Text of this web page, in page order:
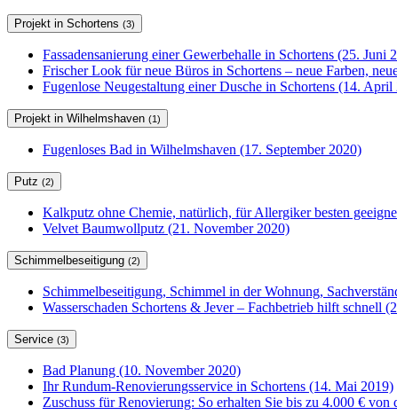
Projekt in Schortens (3)
Fassadensanierung einer Gewerbehalle in Schortens (25. Juni
Frischer Look für neue Büros in Schortens – neue Farben,
Fugenlose Neugestaltung einer Dusche in Schortens (14. April
Projekt in Wilhelmshaven (1)
Fugenloses Bad in Wilhelmshaven (17. September 2020)
Putz (2)
Kalkputz ohne Chemie, natürlich, für Allergiker besten
Velvet Baumwollputz (21. November 2020)
Schimmelbeseitigung (2)
Schimmelbeseitigung, Schimmel in der Wohnung,
Wasserschaden Schortens & Jever – Fachbetrieb hilft schnell
Service (3)
Bad Planung (10. November 2020)
Ihr Rundum-Renovierungsservice in Schortens (14. Mai 2019)
Zuschuss für Renovierung: So erhalten Sie bis zu 4.000 €